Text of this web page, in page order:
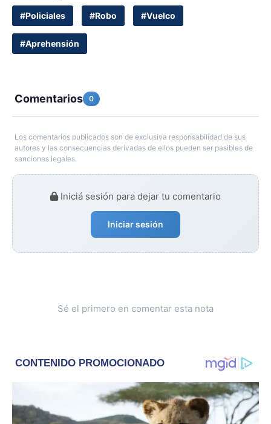
#Policiales #Robo #Vuelco
#Aprehensión
Comentarios 0
Los comentarios publicados son de exclusiva responsabilidad de sus
autores y las consecuencias derivadas de ellos pueden ser pasibles de
sanciones legales.
Iniciá sesión para dejar tu comentario
Iniciar sesión
Sé el primero en comentar esta nota